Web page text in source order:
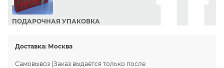
ПОДАРОЧНАЯ УПАКОВКА
Доставка: Москва
Самовывоз (Заказ выдаётся только после